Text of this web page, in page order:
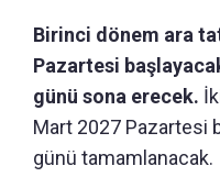
Birinci dönem ara
Pazartesi
günü sona erecek.
Mart 2027 Pazartesi
günü tamamlanacak.